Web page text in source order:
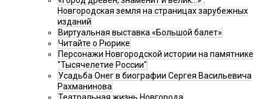
Новгородская земля на страницах зарубежных
изданий
Виртуальная выставка «Большой балет»
Читайте о Рюрике
Персонажи Новгородской истории на памятнике
"Тысячелетие России"
Усадьба Онег в биографии Сергея Васильевича
Рахманинова